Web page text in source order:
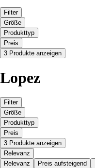
Filter
Größe
Produkttyp
Preis
3 Produkte anzeigen
Lopez
Filter
Größe
Produkttyp
Preis
3 Produkte anzeigen
Relevanz
Relevanz
Preis aufsteigend